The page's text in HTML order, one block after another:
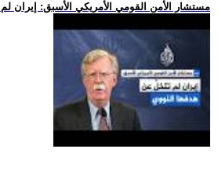
.. مستشار الأمن القومي الأمريكي الأسبق: إيران